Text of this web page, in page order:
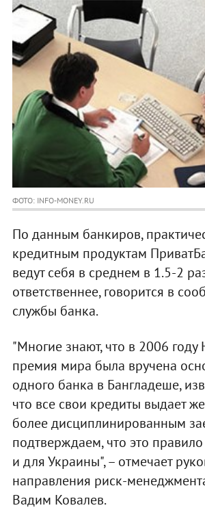
ФОТО: INFO-MONEY.RU
По данным банкиров,
кредитным продуктам
ведут себя в среднем в 1.5-2
ответственнее, говорится в
службы банка.
"Многие знают, что в 2006 году
премия мира была вручена
одного банка в Бангладеше,
что все свои кредиты выдает
более дисциплинированным
подтверждаем, что это
и для Украины", – отмечает
направления риск-
Вадим Ковалев.